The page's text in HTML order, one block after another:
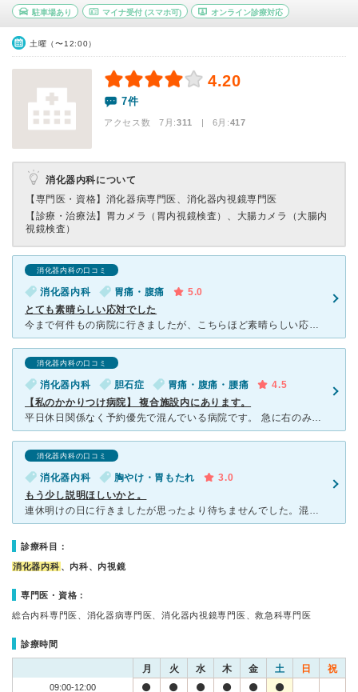
駐車場あり マイナ受付(スマホ可) オンライン診療対応
土曜（〜12:00）
4.20
7件
アクセス数 7月:311 | 6月:417
消化器内科について
【専門医・資格】 消化器病専門医、消化器内視鏡専門医
【診療・治療法】 胃カメラ（胃内視鏡検査）、大腸カメラ（大腸内
視鏡検査）
消化器内科の口コミ
消化器内科 胃痛・腹痛
5.0
とても素晴らしい応対でした
今まで何件もの病院に行きましたが、こちらほど素晴らしい応対をしてくれて病院は初めてでした。おなかが急に痛くなり受診したのですが、初診で何度も聞かれることがありましたが、その都度座っている横まで来てくれ
消化器内科の口コミ
消化器内科 胆石症 胃痛・腹痛・腰痛
4.5
【私のかかりつけ病院】 複合施設内にあります。
平日休日関係なく予約優先で混んでいる病院です。 急に右のみぞおちの痛みと右背中の少し下の方に痛みがありました。別な病院に行った際は尿検査だけして「腎臓は問題ないから肋間神経痛」と言われ、塗るタイ
消化器内科の口コミ
消化器内科 胸やけ・胃もたれ
3.0
もう少し説明ほしいかと。
連休明けの日に行きましたが思ったより待ちませんでした。混んでいても一時間かからなそうな感じでした。お子さんから年配の方まで幅広くいました。 今回胃カメラをしましたが、看護師さんがずっと背中をさす
診療科目：
消化器内科 、内科、内視鏡
専門医・資格：
総合内科専門医、消化器病専門医、消化器内視鏡専門医、救急科専門医
診療時間
月 火 水 木 金 土 日 祝
09:00-12:00